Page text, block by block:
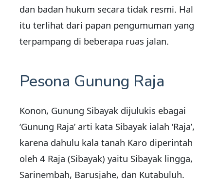
dan badan hukum secara tidak resmi. Hal
itu terlihat dari papan pengumuman yang
terpampang di beberapa ruas jalan.
Pesona Gunung Raja
Konon, Gunung Sibayak dijulukis ebagai
‘Gunung Raja’ arti kata Sibayak ialah ‘Raja’,
karena dahulu kala tanah Karo diperintah
oleh 4 Raja (Sibayak) yaitu Sibayak lingga,
Sarinembah, Barusjahe, dan Kutabuluh.